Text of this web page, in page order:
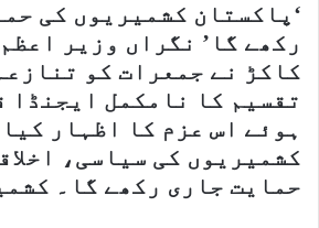
‘پاکستان کشمیریوں کی
رکھے گا’ نگراں وزیر
کاکڑ نے جمعرات کو
تقسیم کا نامکمل ایجنڈا
ہوئے اس عزم کا اظہار
کشمیریوں کی سیاسی،
حمایت جاری رکھے گا۔